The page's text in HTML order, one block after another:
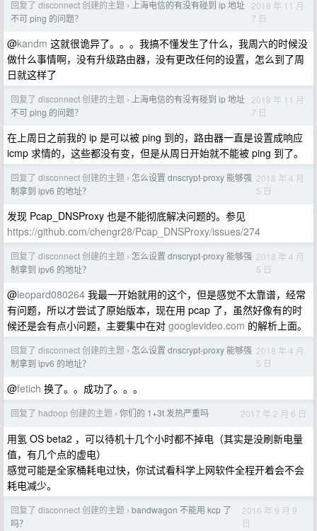
回复了 disconnect 创建的主题 ›
上海电信的有没有碰到 ip 地址
不可 ping 的问题？
2018 年 11 月
7 日
@kandm 这就很诡异了。。。我搞不懂发生了什么，我周六的时候没
做什么事情啊，没有升级路由器，没有更改任何的设置，怎么到了周
日就这样了
回复了 disconnect 创建的主题 ›
上海电信的有没有碰到 ip 地址
不可 ping 的问题？
2018 年 11 月
7 日
在上周日之前我的 ip 是可以被 ping 到的，路由器一直是设置成响应
icmp 求情的，这些都没有变，但是从周日开始就不能被 ping 到了。
回复了 disconnect 创建的主题 › 怎么设置 dnscrypt-proxy 能够强
制拿到 ipv6 的地址？
2018 年 4 月
5 日
发现 Pcap_DNSProxy 也是不能彻底解决问题的。参见
https://github.com/chengr28/Pcap_DNSProxy/issues/274
回复了 disconnect 创建的主题 › 怎么设置 dnscrypt-proxy 能够强
制拿到 ipv6 的地址？
2018 年 4 月
5 日
@leopard080264 我最一开始就用的这个，但是感觉不太靠谱，经常
有问题，所以才尝试了原始版本，现在用 pcap 了，虽然好像有的时
候还是会有点小问题，主要集中在对 googlevideo.com 的解析上面。
回复了 disconnect 创建的主题 › 怎么设置 dnscrypt-proxy 能够强
制拿到 ipv6 的地址？
2018 年 4 月
5 日
@fetich 换了。。成功了。。。
回复了 hadoop 创建的主题 › 你们的 1+3t 发热严重吗 2017 年 2 月 6 日
用氢 OS beta2 ，可以待机十几个小时都不掉电（其实是没刷新电量
值，有几个点的虚电）
感觉可能是全家桶耗电过快，你试试看科学上网软件全程开着会不会
耗电减少。
回复了 disconnect 创建的主题 › bandwagon 不能用 kcp 了
吗？
2016 年 9 月 9
日